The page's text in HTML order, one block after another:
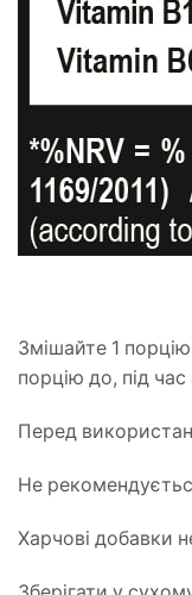
Змішайте 1
порцію до, під
Перед
Не
Харчові добавки